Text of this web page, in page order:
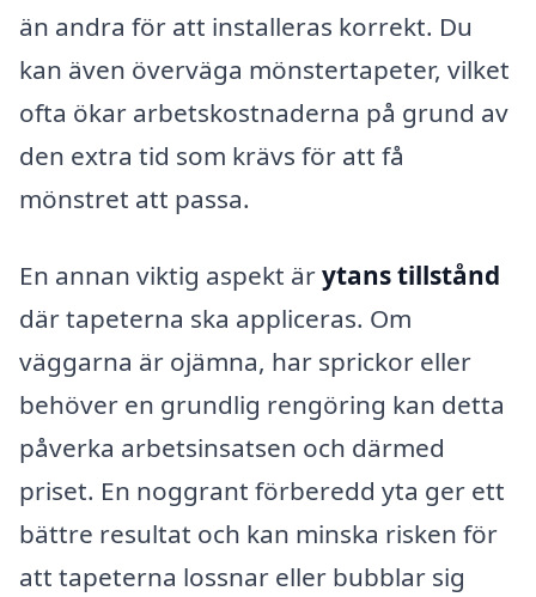
än andra för att installeras korrekt. Du
kan även överväga mönstertapeter, vilket
ofta ökar arbetskostnaderna på grund av
den extra tid som krävs för att få
mönstret att passa.
En annan viktig aspekt ärytans tillstånd
där tapeterna ska appliceras. Om
väggarna är ojämna, har sprickor eller
behöver en grundlig rengöring kan detta
påverka arbetsinsatsen och därmed
priset. En noggrant förberedd yta ger ett
bättre resultat och kan minska risken för
att tapeterna lossnar eller bubblar sig